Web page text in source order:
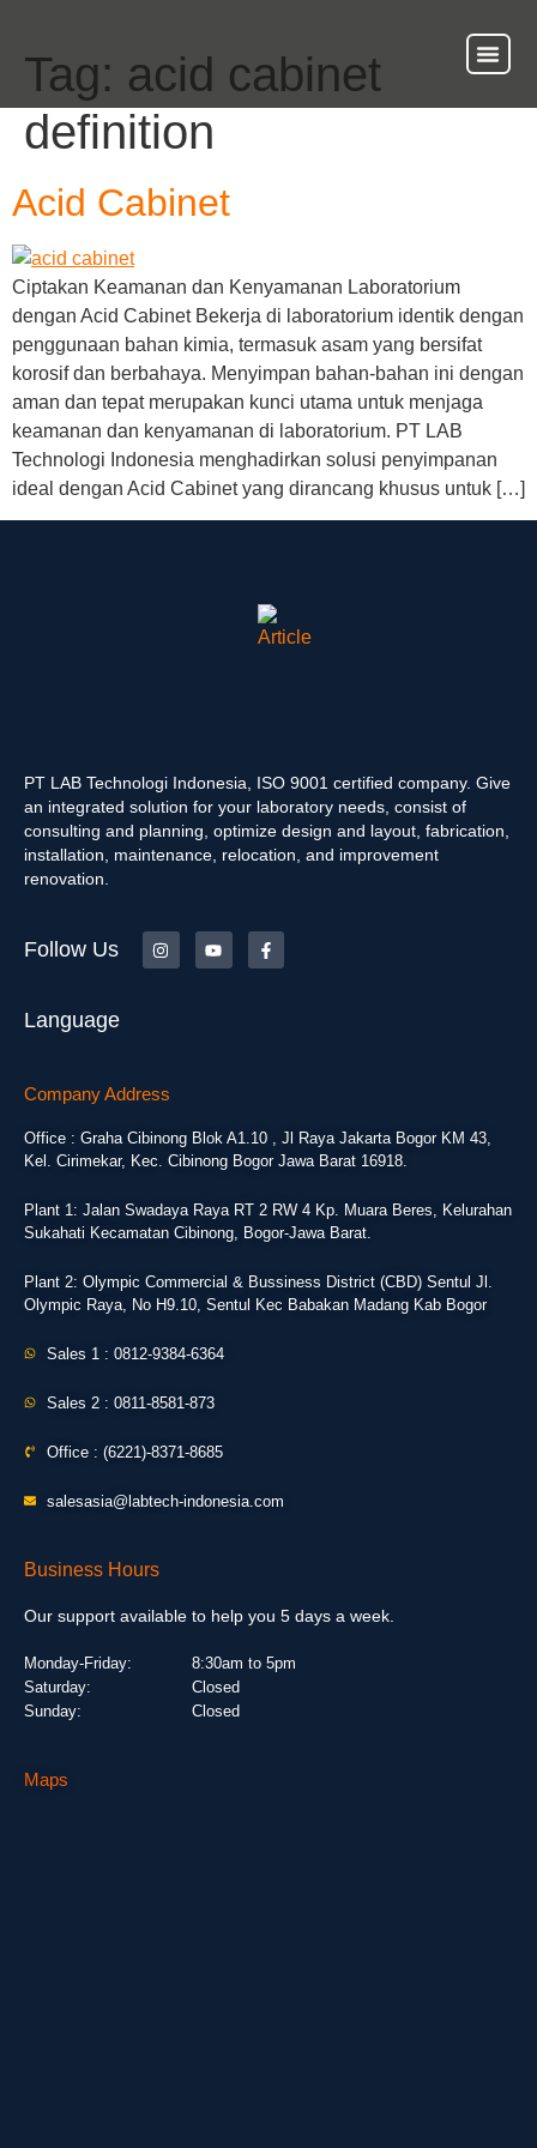
Tag: acid cabinet
definition
Acid Cabinet
Ciptakan Keamanan dan Kenyamanan Laboratorium
dengan Acid Cabinet Bekerja di laboratorium identik dengan
penggunaan bahan kimia, termasuk asam yang bersifat
korosif dan berbahaya. Menyimpan bahan-bahan ini dengan
aman dan tepat merupakan kunci utama untuk menjaga
keamanan dan kenyamanan di laboratorium. PT LAB
Technologi Indonesia menghadirkan solusi penyimpanan
ideal dengan Acid Cabinet yang dirancang khusus untuk […]
PT LAB Technologi Indonesia, ISO 9001 certified company. Give
an integrated solution for your laboratory needs, consist of
consulting and planning, optimize design and layout, fabrication,
installation, maintenance, relocation, and improvement
renovation.
Follow Us
Language
Company Address
Office : Graha Cibinong Blok A1.10 , Jl Raya Jakarta Bogor KM 43,
Kel. Cirimekar, Kec. Cibinong Bogor Jawa Barat 16918.
Plant 1: Jalan Swadaya Raya RT 2 RW 4 Kp. Muara Beres, Kelurahan
Sukahati Kecamatan Cibinong, Bogor-Jawa Barat.
Plant 2: Olympic Commercial & Bussiness District (CBD) Sentul Jl.
Olympic Raya, No H9.10, Sentul Kec Babakan Madang Kab Bogor
Sales 1 : 0812-9384-6364
Sales 2 : 0811-8581-873
Office : (6221)-8371-8685
salesasia@labtech-indonesia.com
Business Hours
Our support available to help you 5 days a week.
Monday-Friday:
Saturday:
Sunday:
8:30am to 5pm
Closed
Closed
Maps